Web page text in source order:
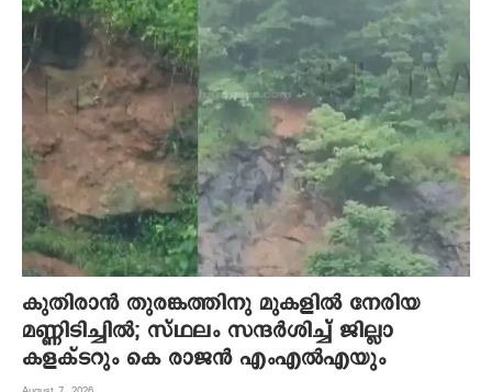
കുതിരാന്‍ തുരങ്കത്തിനു മുകളില്‍ നേരിയ
മണ്ണിടിച്ചില്‍; സ്ഥലം സന്ദര്‍ശിച്ച് ജില്ലാ
കളക്ടറും കെ രാജന്‍ എംഎല്‍എയും